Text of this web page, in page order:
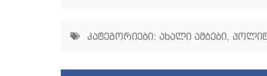
კატეგორიები: ახალი ამბები,